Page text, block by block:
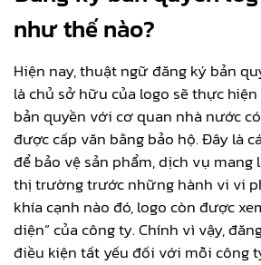
như thế nào?
Hiện nay, thuật ngữ đăng ký bản
là chủ sở hữu của logo sẽ thực
bản quyền với cơ quan nhà nước
được cấp văn bằng bảo hộ. Đây là
để bảo vệ sản phẩm, dịch vụ mang
thị trường trước những hành vi vi
khía cạnh nào đó, logo còn được
diện” của công ty. Chính vì vậy,
điều kiện tất yếu đối với mỗi công